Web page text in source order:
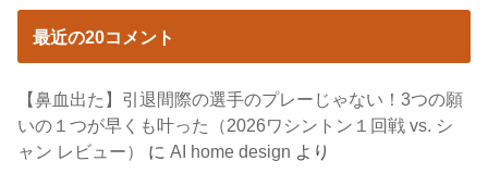
最近の20コメント
【鼻血出た】引退間際の選手のプレーじゃない！3つの願
いの１つが早くも叶った（2026ワシントン１回戦 vs. シ
ャン レビュー）
にAI home design より